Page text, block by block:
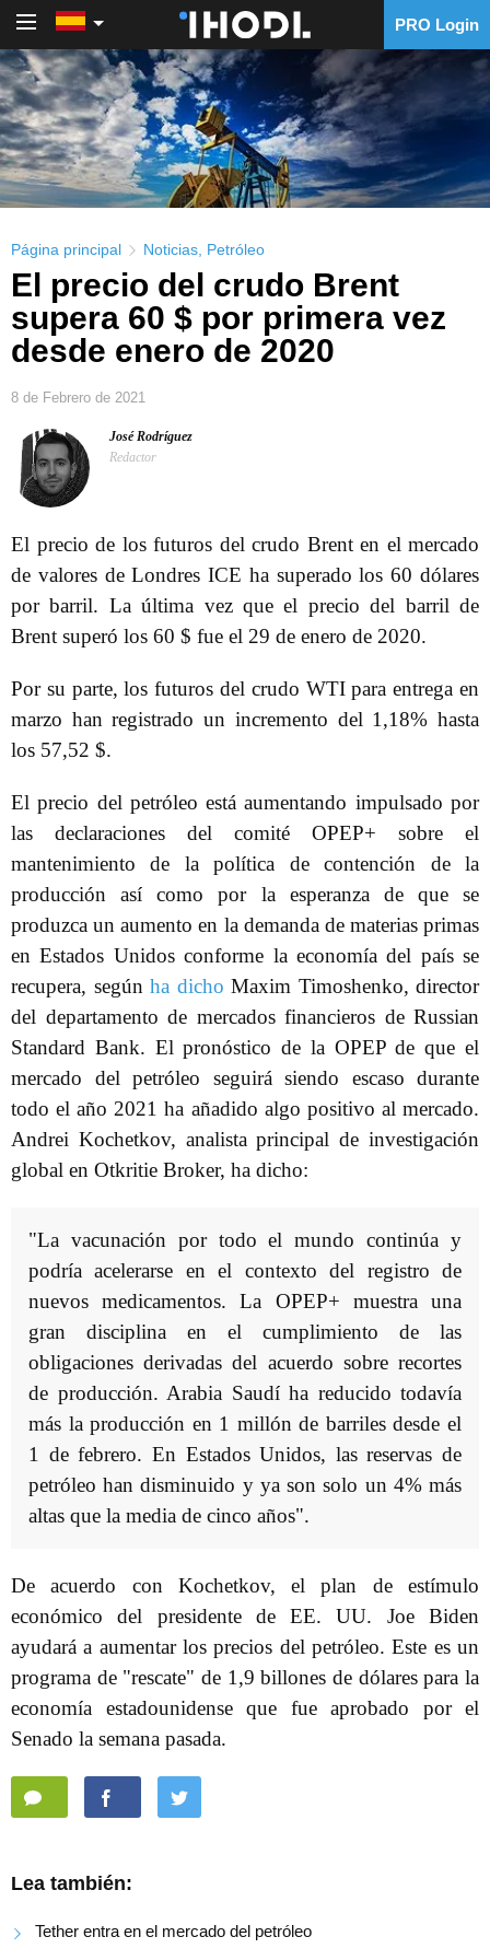
PRO Login
Página principal Noticias Petróleo
El precio del crudo Brent
supera 60 $ por primera vez
desde enero de 2020
8 de Febrero de 2021
José Rodríguez
Redactor
El precio de los futuros del crudo Brent en el mercado
de valores de Londres ICE ha superado los 60 dólares
por barril. La última vez que el precio del barril de
Brent superó los 60 $ fue el 29 de enero de 2020.
Por su parte, los futuros del crudo WTI para entrega en
marzo han registrado un incremento del 1,18% hasta
los 57,52 $.
El precio del petróleo está aumentando impulsado por
las declaraciones del comité OPEP+ sobre el
mantenimiento de la política de contención de la
producción así como por la esperanza de que se
produzca un aumento en la demanda de materias primas
en Estados Unidos conforme la economía del país se
recupera, según ha dicho Maxim Timoshenko, director
del departamento de mercados financieros de Russian
Standard Bank. El pronóstico de la OPEP de que el
mercado del petróleo seguirá siendo escaso durante
todo el año 2021 ha añadido algo positivo al mercado.
Andrei Kochetkov, analista principal de investigación
global en Otkritie Broker, ha dicho:
"La vacunación por todo el mundo continúa y
podría acelerarse en el contexto del registro de
nuevos medicamentos. La OPEP+ muestra una
gran disciplina en el cumplimiento de las
obligaciones derivadas del acuerdo sobre recortes
de producción. Arabia Saudí ha reducido todavía
más la producción en 1 millón de barriles desde el
1 de febrero. En Estados Unidos, las reservas de
petróleo han disminuido y ya son solo un 4% más
altas que la media de cinco años".
De acuerdo con Kochetkov, el plan de estímulo
económico del presidente de EE. UU. Joe Biden
ayudará a aumentar los precios del petróleo. Este es un
programa de "rescate" de 1,9 billones de dólares para la
economía estadounidense que fue aprobado por el
Senado la semana pasada.
Lea también:
Tether entra en el mercado del petróleo